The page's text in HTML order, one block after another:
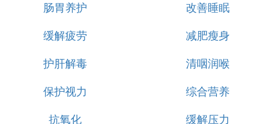
肠胃养护 改善睡眠
缓解疲劳 减肥瘦身
护肝解毒 清咽润喉
保护视力 综合营养
抗氧化 缓解压力